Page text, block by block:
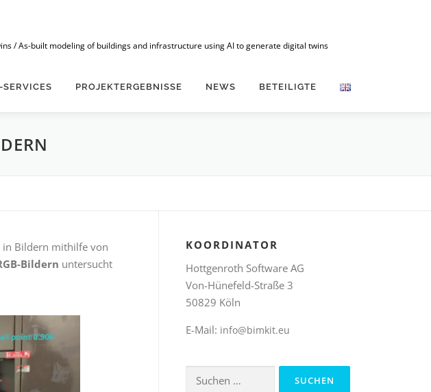
/ As-built modeling of buildings and infrastructure using AI to generate digital twins
SERVICES PROJEKTERGEBNISSE NEWS BETEILIGTE
in Bildern mithilfe von
Bildern untersucht
KOORDINATOR
Hottgenroth Software AG
Von-Hünefeld-Straße 3
50829 Köln
E-Mail: info@bimkit.eu
Suchen
nach: